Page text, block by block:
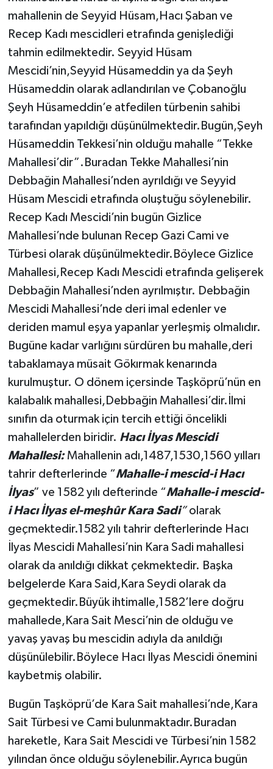
mahallenin de Seyyid Hüsam,Hacı Şaban ve
Recep Kadı mescidleri etrafında genişlediği
tahmin edilmektedir. Seyyid Hüsam
Mescidi’nin,Seyyid Hüsameddin ya da Şeyh
Hüsameddin olarak adlandırılan ve Çobanoğlu
Şeyh Hüsameddin’e atfedilen türbenin sahibi
tarafından yapıldığı düşünülmektedir.Bugün,Şeyh
Hüsameddin Tekkesi’nin olduğu mahalle “Tekke
Mahallesi’dir”.Buradan Tekke Mahallesi’nin
Debbağin Mahallesi’nden ayrıldığı ve Seyyid
Hüsam Mescidi etrafında oluştuğu söylenebilir.
Recep Kadı Mescidi’nin bugün Gizlice
Mahallesi’nde bulunan Recep Gazi Cami ve
Türbesi olarak düşünülmektedir.Böylece Gizlice
Mahallesi,Recep Kadı Mescidi etrafında gelişerek
Debbağin Mahallesi’nden ayrılmıştır. Debbağin
Mescidi Mahallesi’nde deri imal edenler ve
deriden mamul eşya yapanlar yerleşmiş olmalıdır.
Bugüne kadar varlığını sürdüren bu mahalle,deri
tabaklamaya müsait Gökırmak kenarında
kurulmuştur. O dönem içersinde Taşköprü’nün en
kalabalık mahallesi,Debbağin Mahallesi’dir.İlmi
sınıfın da oturmak için tercih ettiği öncelikli
mahallelerden biridir. Hacı İlyas Mescidi
Mahallesi: Mahallenin adı,1487,1530,1560 yılları
tahrir defterlerinde “Mahalle-i mescid-i Hacı
İlyas” ve 1582 yılı defterinde “Mahalle-i mescid-
i Hacı İlyas el-meşhûr Kara Sadi”olarak
geçmektedir.1582 yılı tahrir defterlerinde Hacı
İlyas Mescidi Mahallesi’nin Kara Sadi mahallesi
olarak da anıldığı dikkat çekmektedir. Başka
belgelerde Kara Said,Kara Seydi olarak da
geçmektedir.Büyük ihtimalle,1582’lere doğru
mahallede,Kara Sait Mesci’nin de olduğu ve
yavaş yavaş bu mescidin adıyla da anıldığı
düşünülebilir.Böylece Hacı İlyas Mescidi önemini
kaybetmiş olabilir.
Bugün Taşköprü’de Kara Sait mahallesi’nde,Kara
Sait Türbesi ve Cami bulunmaktadır.Buradan
hareketle, Kara Sait Mescidi ve Türbesi’nin 1582
yılından önce olduğu söylenebilir.Ayrıca bugün